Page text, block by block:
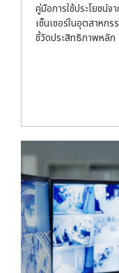
คู่มือการใช้ประโยชน์
เซ็นเซอร์ในอุตสาหก
ชี้วัดประสิทธิภาพหลัก